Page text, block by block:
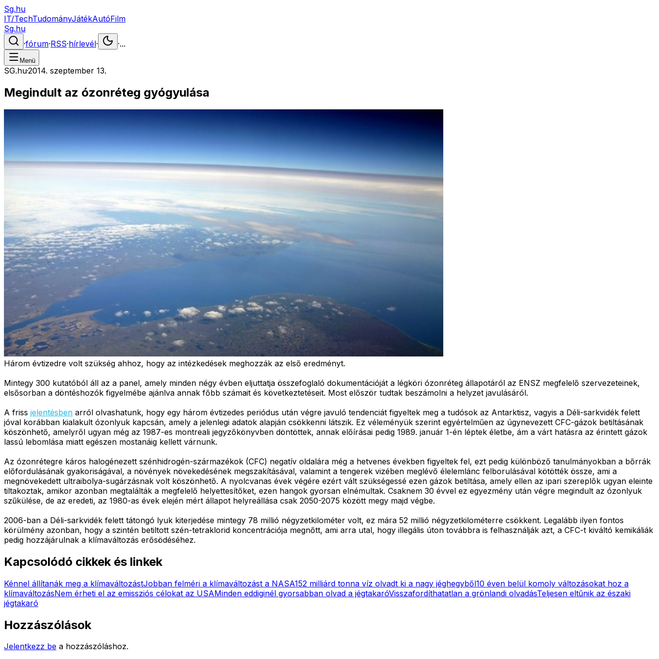
Sg.hu
IT/TechTudományJátékAutóFilm
Sg.hu
·fórum·RSS·hírlevél· ·...
Menü
SG.hu·2014. szeptember 13.
Megindult az ózonréteg gyógyulása
Három évtizedre volt szükség ahhoz, hogy az intézkedések meghozzák az első eredményt.
Mintegy 300 kutatóból áll az a panel, amely minden négy évben eljuttatja összefoglaló dokumentációját a légköri ózonréteg állapotáról az ENSZ megfelelő szervezeteinek,
elsősorban a döntéshozók figyelmébe ajánlva annak főbb számait és következtetéseit. Most először tudtak beszámolni a helyzet javulásáról.
A friss jelentésben arról olvashatunk, hogy egy három évtizedes periódus után végre javuló tendenciát figyeltek meg a tudósok az Antarktisz, vagyis a Déli-sarkvidék felett
jóval korábban kialakult ózonlyuk kapcsán, amely a jelenlegi adatok alapján csökkenni látszik. Ez véleményük szerint egyértelműen az úgynevezett CFC-gázok betiltásának
köszönhető, amelyről ugyan még az 1987-es montreali jegyzőkönyvben döntöttek, annak előírásai pedig 1989. január 1-én léptek életbe, ám a várt hatásra az érintett gázok
lassú lebomlása miatt egészen mostanáig kellett várnunk.
Az ózonrétegre káros halogénezett szénhidrogén-származékok (CFC) negatív oldalára még a hetvenes években figyeltek fel, ezt pedig különböző tanulmányokban a bőrrák
előfordulásának gyakoriságával, a növények növekedésének megszakításával, valamint a tengerek vizében meglévő élelemlánc felborulásával kötötték össze, ami a
megnövekedett ultraibolya-sugárzásnak volt köszönhető. A nyolcvanas évek végére ezért vált szükségessé ezen gázok betiltása, amely ellen az ipari szereplők ugyan eleinte
tiltakoztak, amikor azonban megtalálták a megfelelő helyettesítőket, ezen hangok gyorsan elnémultak. Csaknem 30 évvel ez egyezmény után végre megindult az ózonlyuk
szűkülése, de az eredeti, az 1980-as évek elején mért állapot helyreállása csak 2050-2075 között megy majd végbe.
2006-ban a Déli-sarkvidék felett tátongó lyuk kiterjedése mintegy 78 millió négyzetkilométer volt, ez mára 52 millió négyzetkilométerre csökkent. Legalább ilyen fontos
körülmény azonban, hogy a szintén betiltott szén-tetraklorid koncentrációja megnőtt, ami arra utal, hogy illegális úton továbbra is felhasználják azt, a CFC-t kiváltó kemikáliák
pedig hozzájárulnak a klímaváltozás erősödéséhez.
Kapcsolódó cikkek és linkek
Kénnel állítanák meg a klímaváltozástJobban felméri a klímaváltozást a NASA152 milliárd tonna víz olvadt ki a nagy jéghegyből10 éven belül komoly változásokat hoz a
klímaváltozásNem érheti el az emissziós célokat az USAMinden eddiginél gyorsabban olvad a jégtakaróVisszafordíthatatlan a grönlandi olvadásTeljesen eltűnik az északi
jégtakaró
Hozzászólások
Jelentkezz be a hozzászóláshoz.